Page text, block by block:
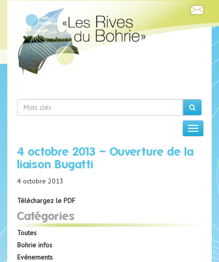
4 octobre 2013 – Ouverture de la
liaison Bugatti
4 octobre 2013
Téléchargez le PDF
Catégories
Toutes
Bohrie infos
Evénements